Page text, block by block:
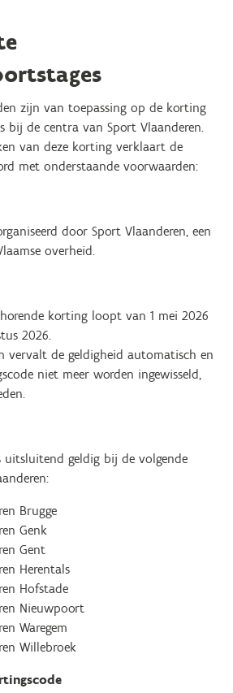
zijn van toepassing op de korting
bij de centra van Sport Vlaanderen.
van deze korting verklaart de
met onderstaande voorwaarden:
door Sport Vlaanderen, een
overheid.
korting loopt van 1 mei 2026
2026.
vervalt de geldigheid automatisch en
niet meer worden ingewisseld,
uitsluitend geldig bij de volgende
Brugge
Genk
Gent
Herentals
Hofstade
Nieuwpoort
Waregem
Willebroek